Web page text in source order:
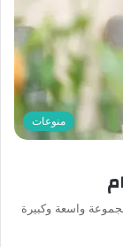
منوعات
واسعة وكبيرة